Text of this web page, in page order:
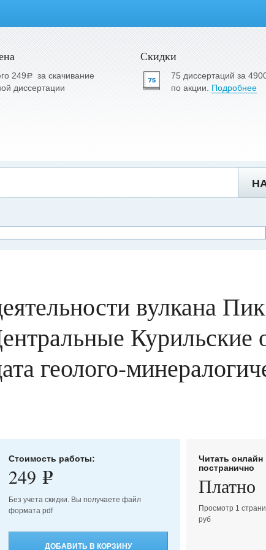
249a за скачивание
диссертации
Скидки
75 диссертаций за
по акции. Подробнее
вулкана
Курильские
геолого-
Стоимость работы:
249 e
Без учета скидки. Вы получаете файл
формата pdf
ДОБАВИТЬ В КОРЗИНУ
Читать онлайн
постранично
Платно
Просмотр 1
руб